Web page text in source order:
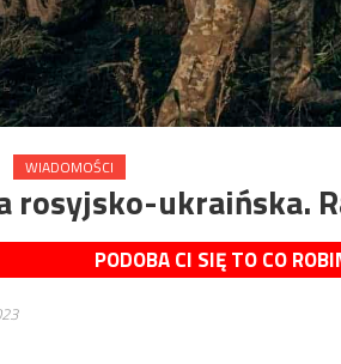
WIADOMOŚCI
rosyjsko-ukraińska.
PODOBA CI SIĘ TO CO